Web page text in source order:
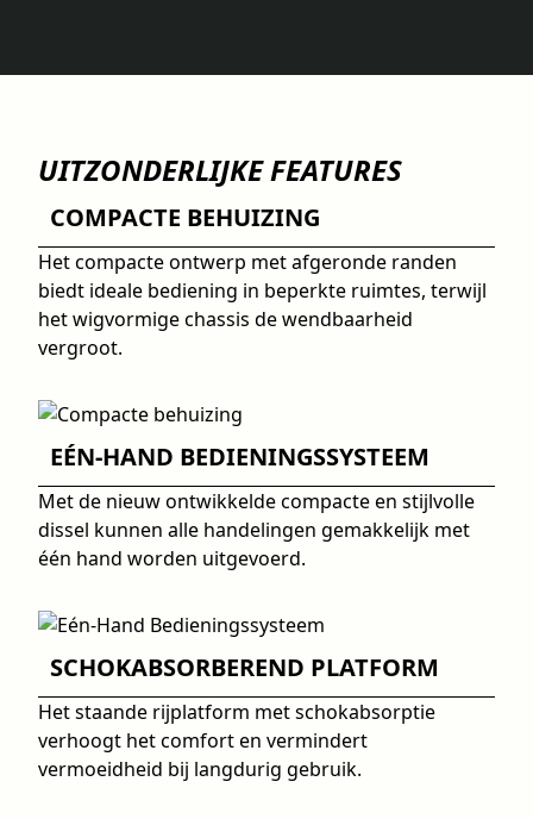
UITZONDERLIJKE FEATURES
COMPACTE BEHUIZING
Het compacte ontwerp met afgeronde randen
biedt ideale bediening in beperkte ruimtes, terwijl
het wigvormige chassis de wendbaarheid
vergroot.
EÉN-HAND BEDIENINGSSYSTEEM
Met de nieuw ontwikkelde compacte en stijlvolle
dissel kunnen alle handelingen gemakkelijk met
één hand worden uitgevoerd.
SCHOKABSORBEREND PLATFORM
Het staande rijplatform met schokabsorptie
verhoogt het comfort en vermindert
vermoeidheid bij langdurig gebruik.